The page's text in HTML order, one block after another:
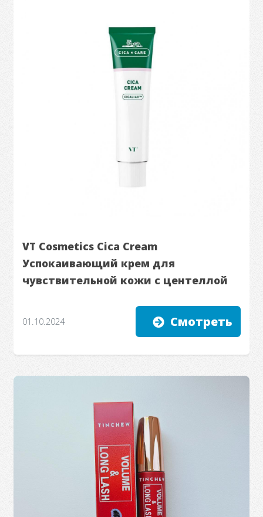
VT Cosmetics Cica Cream
Успокаивающий крем для
чувствительной кожи с центеллой
01.10.2024 Смотреть